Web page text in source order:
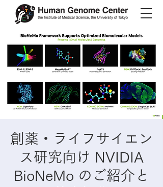
創薬・ライフサイエン
ス研究向け NVIDIA
BioNeMo のご紹介と